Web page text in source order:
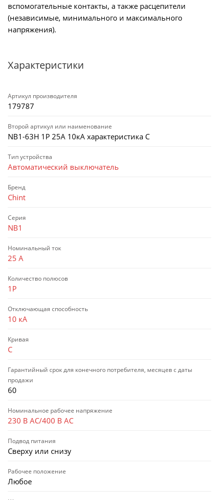
вспомогательные контакты, а также расцепители
(независимые, минимального и максимального
напряжения).
Характеристики
Артикул производителя
179787
Второй артикул или наименование
NB1-63H 1P 25А 10кА характеристика C
Тип устройства
Автоматический выключатель
Бренд
Chint
Серия
NB1
Номинальный ток
25 А
Количество полюсов
1P
Отключающая способность
10 кА
Кривая
C
Гарантийный срок для конечного потребителя, месяцев с даты
продажи
60
Номинальное рабочее напряжение
230 В AC/400 В AC
Подвод питания
Сверху или снизу
Рабочее положение
Любое